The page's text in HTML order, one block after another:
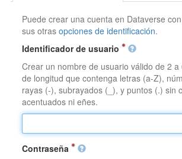
Puede crear una cuenta en Dataverse
sus otrasopciones de identificación.
Identificador de usuario
Crear un nombre de usuario válido de 2
de longitud que contenga letras (a-Z),
rayas (-), subrayados (_), y puntos (.) sin
acentuados ni eñes.
Contraseña